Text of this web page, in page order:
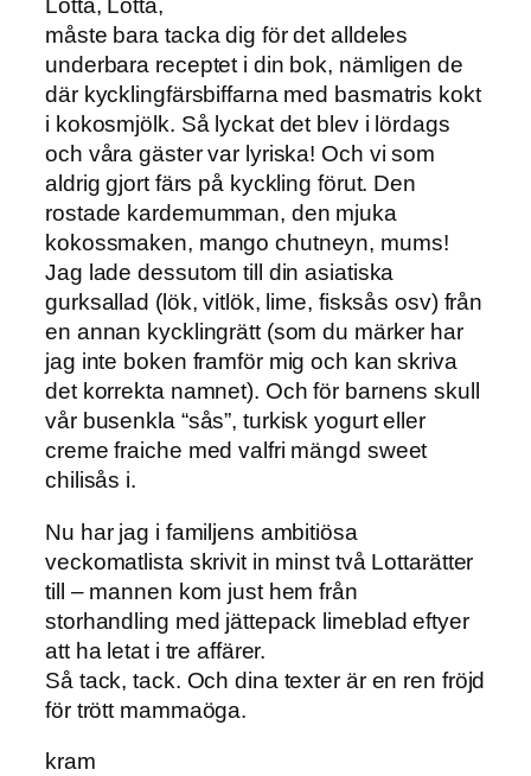
Lotta, Lotta,
måste bara tacka dig för det alldeles
underbara receptet i din bok, nämligen de
där kycklingfärsbiffarna med basmatris kokt
i kokosmjölk. Så lyckat det blev i lördags
och våra gäster var lyriska! Och vi som
aldrig gjort färs på kyckling förut. Den
rostade kardemumman, den mjuka
kokossmaken, mango chutneyn, mums!
Jag lade dessutom till din asiatiska
gurksallad (lök, vitlök, lime, fisksås osv) från
en annan kycklingrätt (som du märker har
jag inte boken framför mig och kan skriva
det korrekta namnet). Och för barnens skull
vår busenkla “sås”, turkisk yogurt eller
creme fraiche med valfri mängd sweet
chilisås i.
Nu har jag i familjens ambitiösa
veckomatlista skrivit in minst två Lottarätter
till – mannen kom just hem från
storhandling med jättepack limeblad eftyer
att ha letat i tre affärer.
Så tack, tack. Och dina texter är en ren fröjd
för trött mammaöga.
kram